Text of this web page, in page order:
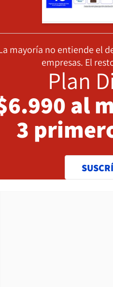
mayoría no entiende el
empresas. El
Plan
al
3